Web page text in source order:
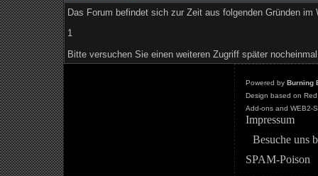
Das Forum befindet sich zur Zeit aus folgenden Gründen im
1
Bitte versuchen Sie einen weiteren Zugriff später
Powered by Burning
Design based on
Add-ons and WEB2-
Impressum
Besuche uns
SPAM-Poison